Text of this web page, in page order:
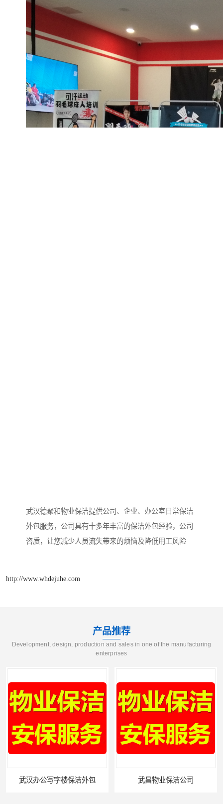
武汉德聚和物业保洁提供公司、企业、办公室日常保洁
外包服务，公司具有十多年丰富的保洁外包经验，公司
咨质，让您减少人员流失带来的烦恼及降低用工风险
http://www.whdejuhe.com
产品推荐
Development, design, production and sales in one of the manufacturing
enterprises
武昌物业保洁公司 武昌专业物业保洁